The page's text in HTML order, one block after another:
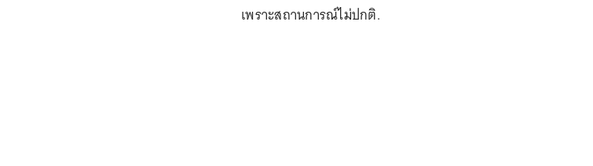
เพราะสถานการณ์ไม่ปกติ.